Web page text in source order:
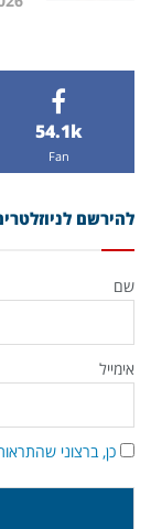
54.1k
Fan
להירשם
שם
אימייל
כן, ברצוני